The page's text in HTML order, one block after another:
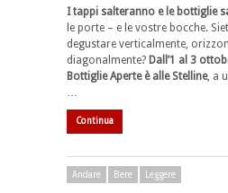
I tappi salteranno e le bottiglie
le porte – e le vostre bocche.
degustare verticalmente,
diagonalmente? Dall’1 al 3
Bottiglie Aperte è alle Stelline, a
…
Continua
Andare Bere Leggere